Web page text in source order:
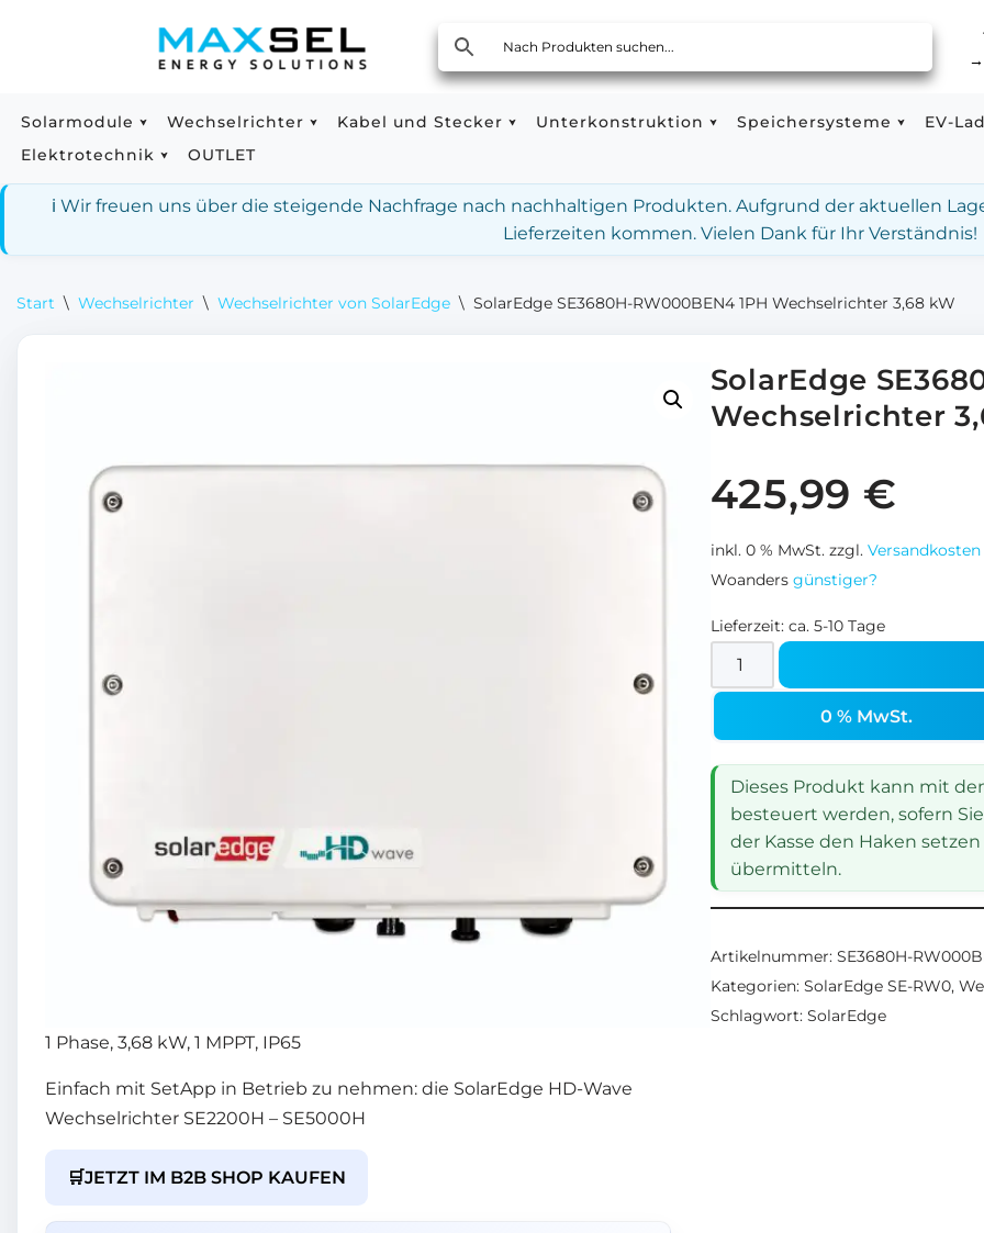
springen
→
Solarmodule Wechselrichter Kabel und Stecker Unterkonstruktion Speichersysteme EV-
Elektrotechnik
OUTLET
ℹ️ Wir freuen uns über die steigende Nachfrage nach nachhaltigen Produkten. Aufgrund der aktuellen
Lieferzeiten kommen. Vielen Dank für Ihr Verständnis!
Start \ Wechselrichter \ Wechselrichter von SolarEdge \ SolarEdge SE3680H-RW000BEN4 1PH Wechselrichter 3,68 kW
1 Phase, 3,68 kW, 1 MPPT, IP65
Einfach mit SetApp in Betrieb zu nehmen: die SolarEdge HD-Wave
Wechselrichter SE2200H – SE5000H
🛒JETZT IM B2B SHOP KAUFEN
SolarEdge
Wechselrichter
425,99 €
inkl. 0 % MwSt. zzgl. Versandkosten
Woanders günstiger?
Lieferzeit: ca. 5-10 Tage
0 % MwSt.
Dieses Produkt kann mit
besteuert werden, sofern
der Kasse den Haken
übermitteln.
Artikelnummer: SE3680H-
Kategorien: SolarEdge SE-RW0,
Schlagwort: SolarEdge